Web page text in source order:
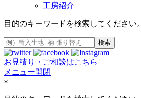
工房紹介
目的のキーワードを検索してください。
検索
お見積り・ご相談はこちら
メニュー開閉
×